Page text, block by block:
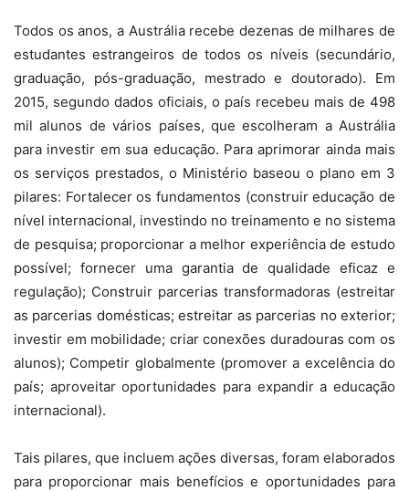
Todos os anos, a Austrália recebe dezenas de milhares de
estudantes estrangeiros de todos os níveis (secundário,
graduação, pós-graduação, mestrado e doutorado). Em
2015, segundo dados oficiais, o país recebeu mais de 498
mil alunos de vários países, que escolheram a Austrália
para investir em sua educação. Para aprimorar ainda mais
os serviços prestados, o Ministério baseou o plano em 3
pilares: Fortalecer os fundamentos (construir educação de
nível internacional, investindo no treinamento e no sistema
de pesquisa; proporcionar a melhor experiência de estudo
possível; fornecer uma garantia de qualidade eficaz e
regulação); Construir parcerias transformadoras (estreitar
as parcerias domésticas; estreitar as parcerias no exterior;
investir em mobilidade; criar conexões duradouras com os
alunos); Competir globalmente (promover a excelência do
país; aproveitar oportunidades para expandir a educação
internacional).
Tais pilares, que incluem ações diversas, foram elaborados
para proporcionar mais benefícios e oportunidades para